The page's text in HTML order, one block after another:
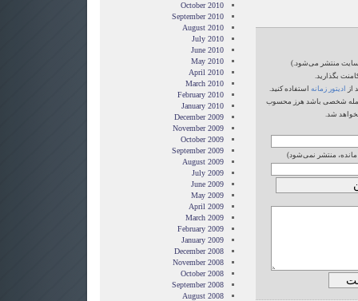
منتشر می‌شود.)
بگذارید.
از
ادیتور زمانه استفاده کنید.
حمله شخصی باشد هرز محسوب
شد.
مانده، منتشر نمی‌شود)
October 2010
September 2010
August 2010
July 2010
June 2010
May 2010
April 2010
March 2010
February 2010
January 2010
December 2009
November 2009
October 2009
September 2009
August 2009
July 2009
June 2009
May 2009
April 2009
March 2009
February 2009
January 2009
December 2008
November 2008
October 2008
September 2008
August 2008